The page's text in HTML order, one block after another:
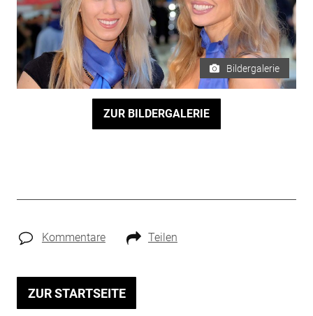
Bildergalerie
ZUR BILDERGALERIE
Kommentare Teilen
ZUR STARTSEITE